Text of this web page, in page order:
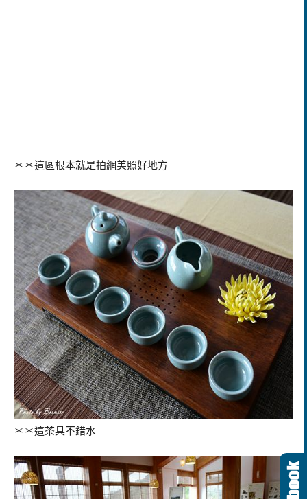
＊＊這區根本就是拍網美照好地方
＊＊這茶具不錯水